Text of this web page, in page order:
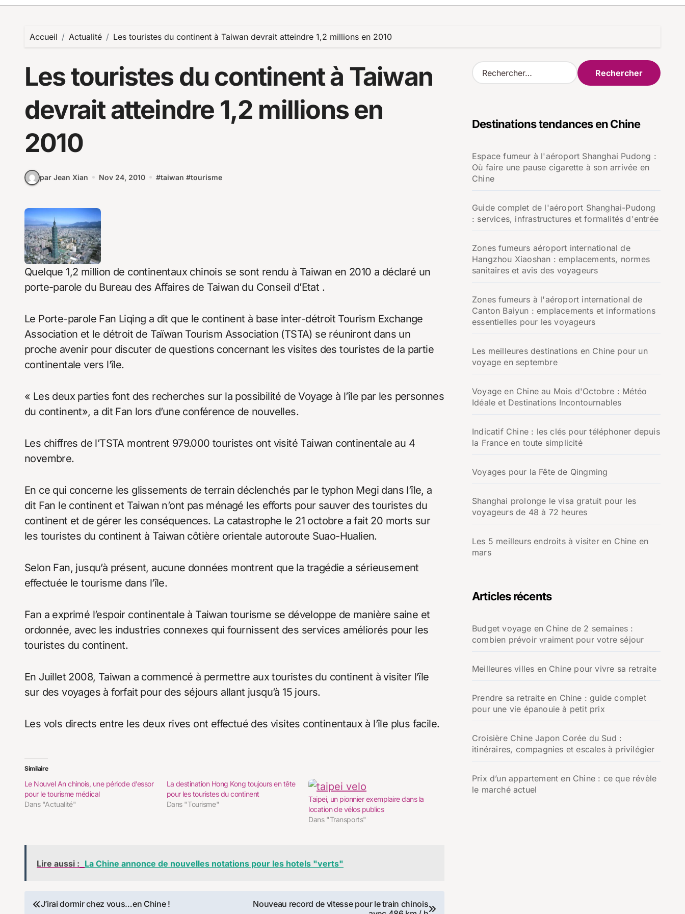
Accueil Actualité Les touristes du continent à Taiwan devrait atteindre 1,2 millions en 2010
Les touristes du continent à Taiwan
devrait atteindre 1,2 millions en
2010
par Jean Xian Nov 24, 2010 #taiwan #tourisme
Quelque 1,2 million de continentaux chinois se sont rendu à Taiwan en 2010 a déclaré un
porte-parole du Bureau des Affaires de Taiwan du Conseil d’Etat .
Le Porte-parole Fan Liqing a dit que le continent à base inter-détroit Tourism Exchange
Association et le détroit de Taïwan Tourism Association (TSTA) se réuniront dans un
proche avenir pour discuter de questions concernant les visites des touristes de la partie
continentale vers l’île.
« Les deux parties font des recherches sur la possibilité de Voyage à l’île par les personnes
du continent», a dit Fan lors d’une conférence de nouvelles.
Les chiffres de l’TSTA montrent 979.000 touristes ont visité Taiwan continentale au 4
novembre.
En ce qui concerne les glissements de terrain déclenchés par le typhon Megi dans l’île, a
dit Fan le continent et Taiwan n’ont pas ménagé les efforts pour sauver des touristes du
continent et de gérer les conséquences. La catastrophe le 21 octobre a fait 20 morts sur
les touristes du continent à Taiwan côtière orientale autoroute Suao-Hualien.
Selon Fan, jusqu’à présent, aucune données montrent que la tragédie a sérieusement
effectuée le tourisme dans l’île.
Fan a exprimé l’espoir continentale à Taiwan tourisme se développe de manière saine et
ordonnée, avec les industries connexes qui fournissent des services améliorés pour les
touristes du continent.
En Juillet 2008, Taiwan a commencé à permettre aux touristes du continent à visiter l’île
sur des voyages à forfait pour des séjours allant jusqu’à 15 jours.
Les vols directs entre les deux rives ont effectué des visites continentaux à l’île plus facile.
Similaire
Le Nouvel An chinois, une période d’essor
pour le tourisme médical
Dans "Actualité"
La destination Hong Kong toujours en tête
pour les touristes du continent
Dans "Tourisme"
Taipei, un pionnier exemplaire dans la
location de vélos publics
Dans "Transports"
Lire aussi : La Chine annonce de nouvelles notations pour les hotels "verts"
Navigation
J’irai dormir chez vous…en Chine !
Nouveau record de vitesse pour le train chinois
R
e
r
e
r
Destinations tendances en Chine
Espace fumeur à l'aéroport Shanghai Pudong :
Où faire une pause cigarette à son arrivée en
Chine
Guide complet de l'aéroport Shanghai-Pudong
: services, infrastructures et formalités d'entrée
Zones fumeurs aéroport international de
Hangzhou Xiaoshan : emplacements, normes
sanitaires et avis des voyageurs
Zones fumeurs à l'aéroport international de
Canton Baiyun : emplacements et informations
essentielles pour les voyageurs
Les meilleures destinations en Chine pour un
voyage en septembre
Voyage en Chine au Mois d'Octobre : Météo
Idéale et Destinations Incontournables
Indicatif Chine : les clés pour téléphoner depuis
la France en toute simplicité
Voyages pour la Fête de Qingming
Shanghai prolonge le visa gratuit pour les
voyageurs de 48 à 72 heures
Les 5 meilleurs endroits à visiter en Chine en
mars
Articles récents
Budget voyage en Chine de 2 semaines :
combien prévoir vraiment pour votre séjour
Meilleures villes en Chine pour vivre sa retraite
Prendre sa retraite en Chine : guide complet
pour une vie épanouie à petit prix
Croisière Chine Japon Corée du Sud :
itinéraires, compagnies et escales à privilégier
Prix d’un appartement en Chine : ce que révèle
le marché actuel